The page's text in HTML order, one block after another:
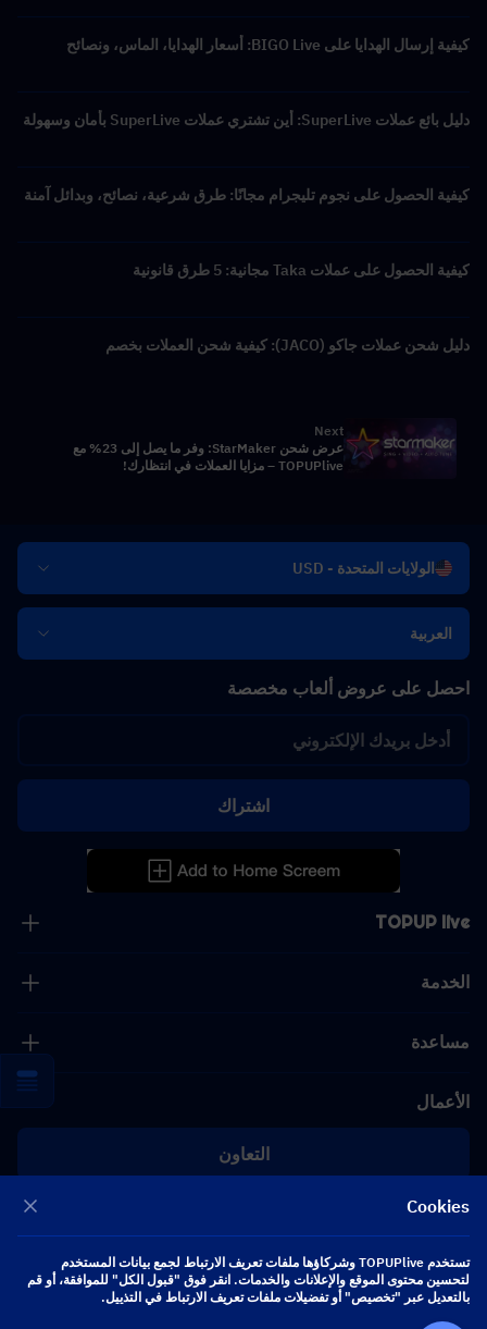
كيفية إرسال الهدايا على BIGO Live: أسعار الهدايا، الماس، ونصائح
دليل بائع عملات SuperLive: أين تشتري عملات SuperLive بأمان وسهولة
كيفية الحصول على نجوم تليجرام مجانًا: طرق شرعية، نصائح، وبدائل آمنة
كيفية الحصول على عملات Taka مجانية: 5 طرق قانونية
دليل شحن عملات جاكو (JACO): كيفية شحن العملات بخصم
Next
عرض شحن StarMaker: وفر ما يصل إلى 23% مع
TOPUPlive – مزايا العملات في انتظارك!
الولايات المتحدة - USD
العربية
TOPUP live
الخدمة
مساعدة
الأعمال
التعاون
[email protected]
[email protected]
احصل على عروض ألعاب مخصصة
اشتراك
تابعنا
Cookies
تستخدم TOPUPlive وشركاؤها ملفات تعريف الارتباط لجمع بيانات المستخدم
لتحسين محتوى الموقع والإعلانات والخدمات. انقر فوق "قبول الكل" للموافقة، أو قم
بالتعديل عبر "تخصيص" أو تفضيلات ملفات تعريف الارتباط في التذييل.